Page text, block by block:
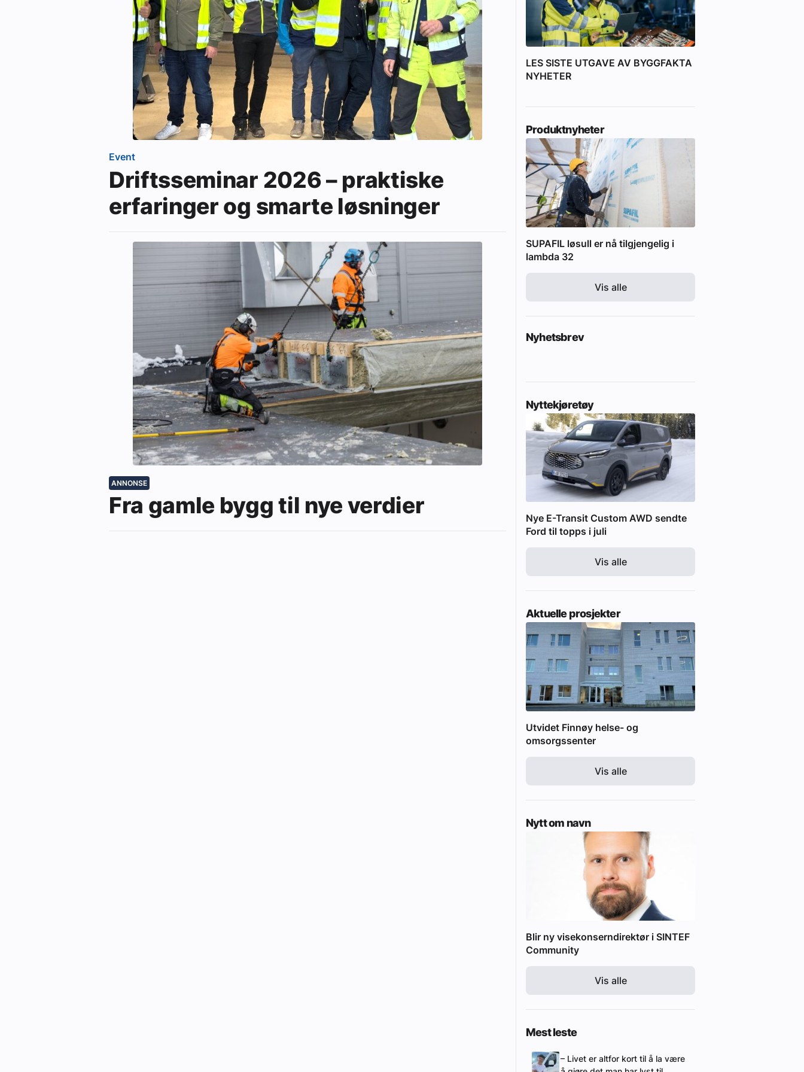
eBlad
Aktivitetskalender
Bransjekommentar
Nyheter
Aktuelle prosjekter
Event
Driftsseminar 2026 – praktiske
erfaringer og smarte løsninger
ANNONSE
Fra gamle bygg til nye verdier
LES SISTE UTGAVE AV BYGGFAKTA
NYHETER
Produktnyheter
SUPAFIL løsull er nå tilgjengelig i
lambda 32
Vis alle
Nyhetsbrev
Nyttekjøretøy
Nye E-Transit Custom AWD sendte
Ford til topps i juli
Vis alle
Aktuelle prosjekter
Utvidet Finnøy helse- og
omsorgssenter
Vis alle
Nytt om navn
Blir ny visekonserndirektør i SINTEF
Community
Vis alle
Mest leste
– Livet er altfor kort til å la være